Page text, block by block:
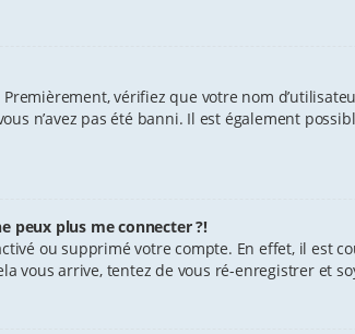
vérifiez que votre nom
n’avez pas été banni. Il est également
peux plus me connecter ?!
ou supprimé votre compte. En effet, il est
vous arrive, tentez de vous ré-enregistrer et